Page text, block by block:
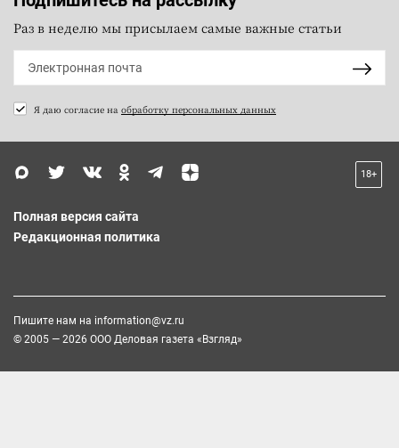
Раз в неделю мы присылаем самые важные статьи
Я даю согласие на обработку персональных данных
18+
Полная версия сайта
Редакционная политика
Пишите нам на information@vz.ru
© 2005 — 2026 ООО Деловая газета «Взгляд»